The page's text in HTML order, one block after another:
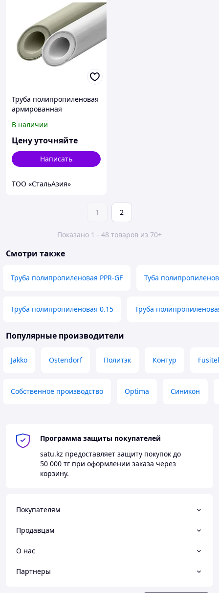
Труба полипропиленовая
армированная
белая VALFEX 75х12,5 мм
РУ 25 ТУ
В наличии
Цену уточняйте
Написать
ТОО «СтальАзия»
1 2
Показано 1 - 48 товаров из 70+
Смотри также
Труба полипропиленовая PPR-GF Туба
Труба полипропиленовая 0.15 Труба
Популярные производители
Jakko Ostendorf Политэк Контур
Собственное производство Optima Синикон
Программа защиты покупателей
satu.kz предоставляет защиту покупок до
50 000 тг при оформлении заказа через
корзину.
Покупателям
Продавцам
О нас
Партнеры